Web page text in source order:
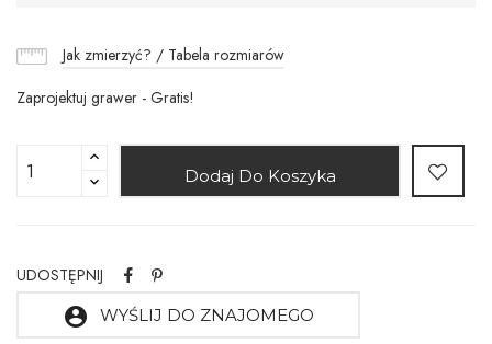
Jak zmierzyć? / Tabela rozmiarów
Zaprojektuj grawer - Gratis!
Dodaj Do Koszyka
UDOSTĘPNIJ
account_circle WYŚLIJ DO ZNAJOMEGO